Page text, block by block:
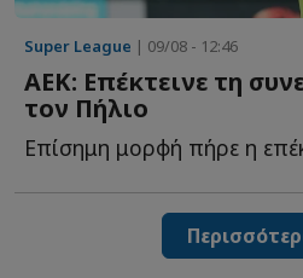
Super League | 09/08 - 12:46
ΑΕΚ: Επέκτεινε τη
τον Πήλιο